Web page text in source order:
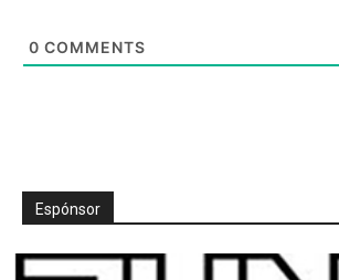
0 COMMENTS
Espónsor